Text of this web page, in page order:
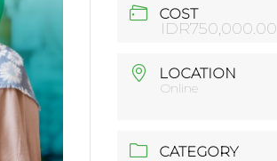
COST
IDR750,000.00
LOCATION
Online
CATEGORY